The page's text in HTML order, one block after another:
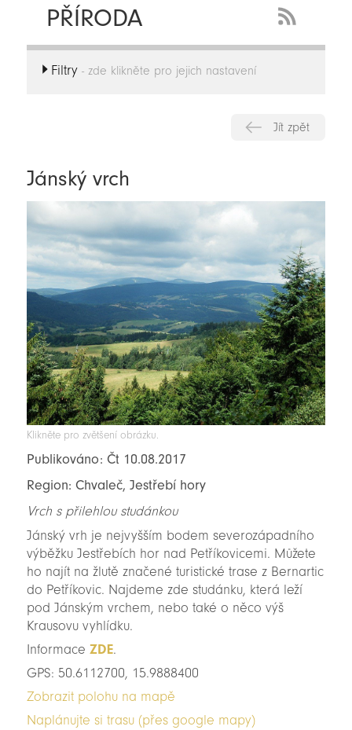
PŘÍRODA
Feed
Filtry- zde klikněte pro jejich nastavení
Jít zpět
Jánský vrch
Klikněte pro zvětšení obrázku.
Publikováno: Čt 10.08.2017
Region: Chvaleč, Jestřebí hory
Vrch s přilehlou studánkou
Jánský vrh je nejvyšším bodem severozápadního
výběžku Jestřebích hor nad Petříkovicemi. Můžete
ho najít na žlutě značené turistické trase z Bernartic
do Petříkovic. Najdeme zde studánku, která leží
pod Jánským vrchem, nebo také o něco výš
Krausovu vyhlídku.
Informace ZDE.
GPS: 50.6112700, 15.9888400
Zobrazit polohu na mapě
Naplánujte si trasu (přes google mapy)